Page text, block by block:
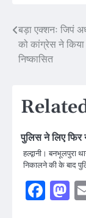
Post
navigation
बड़ा एक्शनः जिपं
को कांग्रेस ने
निष्कासित
पुलिस ने लिए फिर
हल्द्वानी। बनभूलपुरा
निकालने की के बाद